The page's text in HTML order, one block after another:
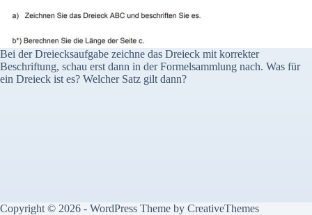
Bei der Dreiecksaufgabe zeichne das Dreieck mit korrekter
Beschriftung, schau erst dann in der Formelsammlung nach. Was für
ein Dreieck ist es? Welcher Satz gilt dann?
Copyright © 2026 - WordPress Theme by CreativeThemes